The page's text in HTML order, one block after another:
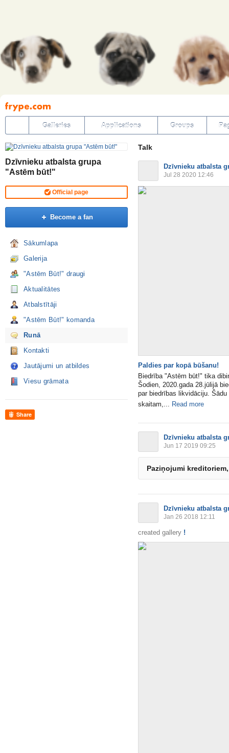
Pāriet
uz
saturu
Galleries Applications Groups
Dzīvnieku atbalsta grupa
"Astēm būt!"
Official page
Become a fan
Sākumlapa
Galerija
"Astēm Būt!" draugi
Aktualitātes
Atbalstītāji
"Astēm Būt!" komanda
Runā
Kontakti
Jautājumi un atbildes
Viesu grāmata
Share
Talk
Dzīvnieku atbalsta
Jul 28 2020 12:46
Paldies par kopā būšanu!
Biedrība "Astēm būt!" tika
Šodien, 2020.gada 28.jūlijā
par biedrības likvidāciju.
skaitam,... Read more
Dzīvnieku atbalsta
Jun 17 2019 09:25
Paziņojumi
Dzīvnieku atbalsta
Jan 26 2018 12:11
created gallery !